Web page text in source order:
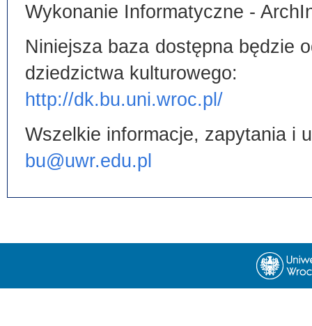
Wykonanie Informatyczne -
Niniejsza baza dostępna będzie
dziedzictwa kulturowego:
http://dk.bu.uni.wroc.pl/
Wszelkie informacje, zapytania i
bu@uwr.edu.pl